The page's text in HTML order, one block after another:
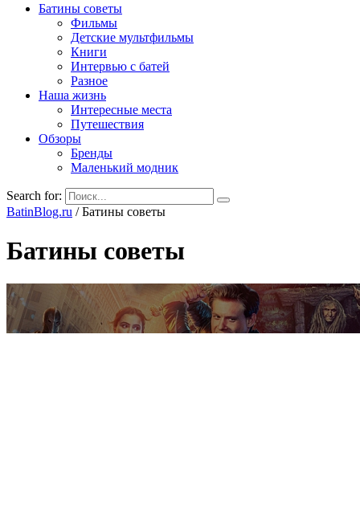
Батины советы
Фильмы
Детские мультфильмы
Книги
Интервью с батей
Разное
Наша жизнь
Интересные места
Путешествия
Обзоры
Бренды
Маленький модник
Search for:
BatinBlog.ru /Батины советы
Батины советы